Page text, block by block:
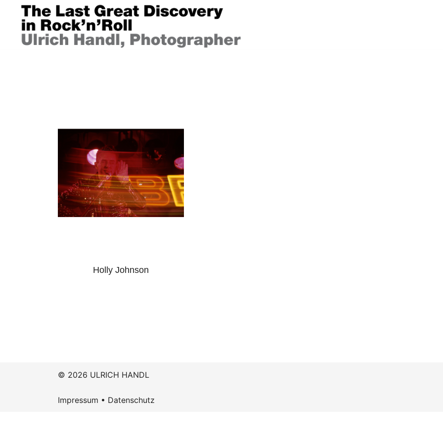
Springe
Holly Johnson
© 2026 ULRICH HANDL
Impressum • Datenschutz